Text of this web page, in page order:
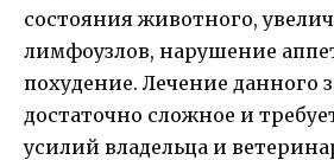
состояния животного,
лимфоузлов, нарушение
похудение. Лечение данного
достаточно сложное и
усилий владельца и